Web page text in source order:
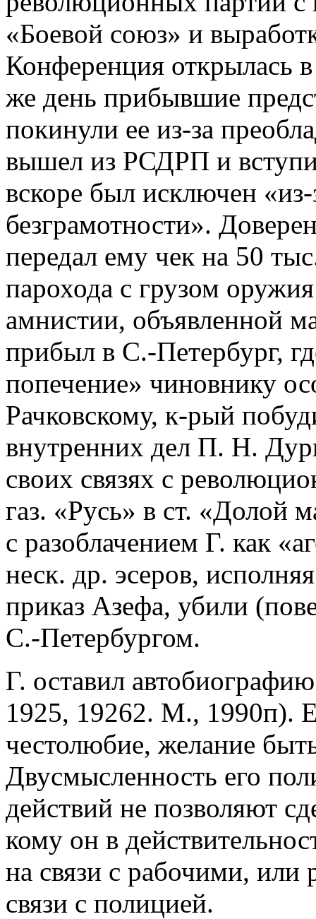
«Боевой союз» и
Конференция открылась
же день прибывшие
покинули ее из-за
вышел из РСДРП и
вскоре был исключен
безграмотности».
передал ему чек на 50
парохода с грузом
амнистии, объявленной
прибыл в С.-Петербург,
попечение» чиновнику
Рачковскому, к-рый
внутренних дел П. Н.
своих связях с
газ. «Русь» в ст. «Долой
с разоблачением Г. как
неск. др. эсеров,
приказ Азефа, убили
С.-Петербургом.
Г. оставил
1925, 19262. М., 1990п).
честолюбие, желание
Двусмысленность его
действий не позволяют
кому он в
на связи с рабочими, или
связи с полицией.